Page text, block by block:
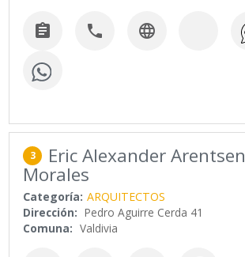
  
3 Eric Alexander Arentsen
Morales
Categoría: ARQUITECTOS
Dirección: Pedro Aguirre Cerda 41
Comuna: Valdivia